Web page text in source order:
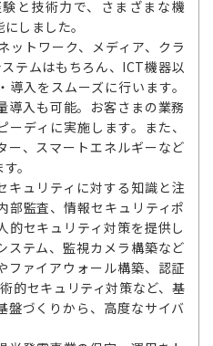
と技術力で、さまざまな機
しました。
トワーク、メディア、クラ
テムはもちろん、ICT機器以
入をスムーズに行います。
導入も可能。お客さまの業務
ディに実施します。また、
ー、スマートエネルギーなど
。
ュリティに対する知識と注
部監査、情報セキュリティポ
的セキュリティ対策を提供し
ステム、監視カメラ構築など
ファイアウォール構築、認証
的セキュリティ対策など、基
盤づくりから、高度なサイバ